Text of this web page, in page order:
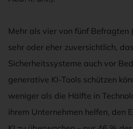
Mehr als vier von fünf Befragten
sehr oder eher zuversichtlich,
Sicherheitssysteme auch vor
generative KI-Tools schützen
weniger als die Hälfte in
ihrem Unternehmen helfen, den